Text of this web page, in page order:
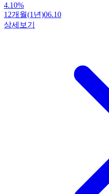
4.10%
12개월(1년)06.10
상세보기